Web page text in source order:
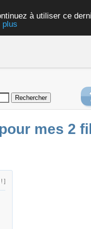
à utiliser ce
plus
mes 2
! ]